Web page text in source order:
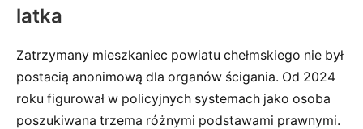
latka
Zatrzymany mieszkaniec powiatu chełmskiego nie był
postacią anonimową dla organów ścigania. Od 2024
roku figurował w policyjnych systemach jako osoba
poszukiwana trzema różnymi podstawami prawnymi.